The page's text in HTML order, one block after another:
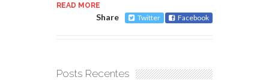
READ MORE
Share Twitter Facebook
Posts Recentes